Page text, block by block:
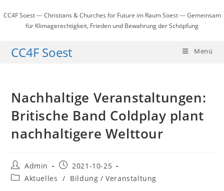
Inhalt
springen
CC4F Soest --- Christians & Churches for Future im Raum Soest --- Gemeinsam
für Klimagerechtigkeit, Frieden und Bewahrung der Schöpfung
CC4F Soest Menü
Nachhaltige Veranstaltungen:
Britische Band Coldplay plant
nachhaltigere Welttour
Beitrags-
Autor:
Admin
Beitrag
veröffentlicht:
2021-10-25
Beitrags-
Aktuelles / Bildung / Veranstaltung